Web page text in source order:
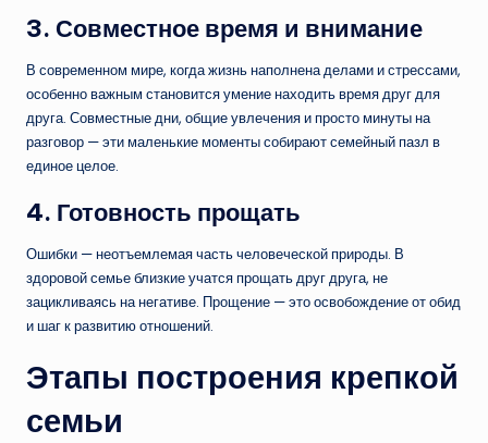
3. Совместное время и внимание
В современном мире, когда жизнь наполнена делами и стрессами,
особенно важным становится умение находить время друг для
друга. Совместные дни, общие увлечения и просто минуты на
разговор — эти маленькие моменты собирают семейный пазл в
единое целое.
4. Готовность прощать
Ошибки — неотъемлемая часть человеческой природы. В
здоровой семье близкие учатся прощать друг друга, не
зацикливаясь на негативе. Прощение — это освобождение от обид
и шаг к развитию отношений.
Этапы построения крепкой
семьи